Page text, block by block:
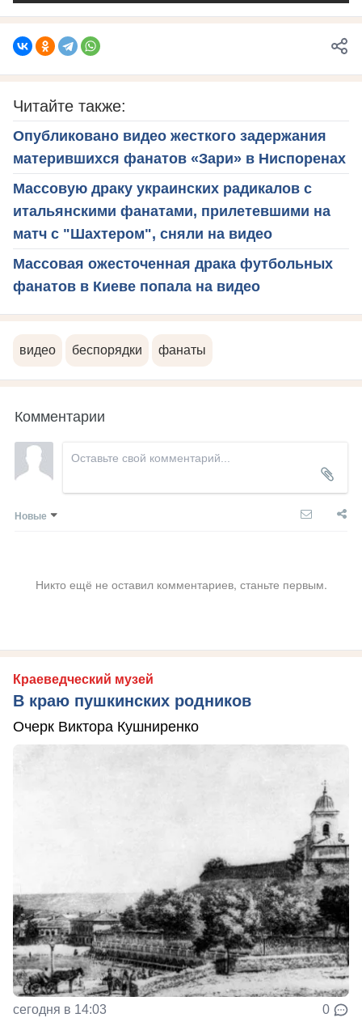
Читайте также:
Опубликовано видео жесткого задержания
матерившихся фанатов «Зари» в Ниспоренах
Массовую драку украинских радикалов с
итальянскими фанатами, прилетевшими на
матч с "Шахтером", сняли на видео
Массовая ожесточенная драка футбольных
фанатов в Киеве попала на видео
видео беспорядки фанаты
Комментарии
Новые
Никто ещё не оставил комментариев, станьте первым.
Краеведческий музей
В краю пушкинских родников
Очерк Виктора Кушниренко
сегодня в 14:03 0